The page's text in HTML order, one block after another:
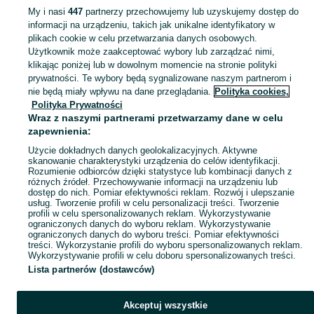
KATEGORIA
Sprzedaż hulajnóg Wejherowo ▶️ Aktualne oferty nowe i używane ✅ Szeroki wybór produktów w atrakcyjnych cenach ✌ Przeglądaj ogłoszenia na OLX.pl! Zobacz
Mapa kategorii
Mapa miejscowości
Mapa ministron
Popularne wyszukiwania
My i nasi 447partnerzy przechowujemy lub uzyskujemy dostęp do
informacji na urządzeniu, takich jak unikalne identyfikatory w
plikach cookie w celu przetwarzania danych osobowych.
Użytkownik może zaakceptować wybory lub zarządzać nimi,
klikając poniżej lub w dowolnym momencie na stronie polityki
prywatności. Te wybory będą sygnalizowane naszym partnerom i
nie będą miały wpływu na dane przeglądania. Polityka cookies,
Polityka Prywatności
Wraz z naszymi partnerami przetwarzamy dane w celu
zapewnienia:
Użycie dokładnych danych geolokalizacyjnych. Aktywne
skanowanie charakterystyki urządzenia do celów identyfikacji.
Rozumienie odbiorców dzięki statystyce lub kombinacji danych z
różnych źródeł. Przechowywanie informacji na urządzeniu lub
dostęp do nich. Pomiar efektywności reklam. Rozwój i ulepszanie
usług. Tworzenie profili w celu personalizacji treści. Tworzenie
profili w celu spersonalizowanych reklam. Wykorzystywanie
ograniczonych danych do wyboru reklam. Wykorzystywanie
ograniczonych danych do wyboru treści. Pomiar efektywności
treści. Wykorzystanie profili do wyboru spersonalizowanych reklam.
Wykorzystywanie profili w celu doboru spersonalizowanych treści.
Lista partnerów (dostawców)
Akceptuj wszystkie